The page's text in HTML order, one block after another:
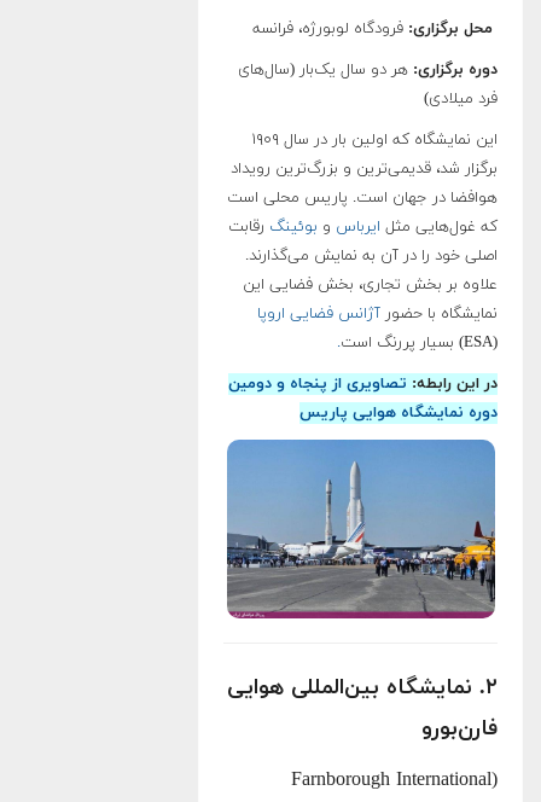
محل برگزاری: فرودگاه لوبورژه، فرانسه
دوره برگزاری: هر دو سال یک‌بار (سال‌های
فرد میلادی)
این نمایشگاه که اولین بار در سال ۱۹۰۹
برگزار شد، قدیمی‌ترین و بزرگ‌ترین رویداد
هوافضا در جهان است. پاریس محلی است
که غول‌هایی مثل ایرباس و بوئینگ رقابت
اصلی خود را در آن به نمایش می‌گذارند.
علاوه بر بخش تجاری، بخش فضایی این
نمایشگاه با حضور آژانس فضایی اروپا
(ESA) بسیار پررنگ است
.
در این رابطه: تصاویری از پنجاه و دومین
دوره نمایشگاه هوایی پاریس
۲. نمایشگاه بین‌المللی هوایی
فارن‌بورو
(Farnborough International